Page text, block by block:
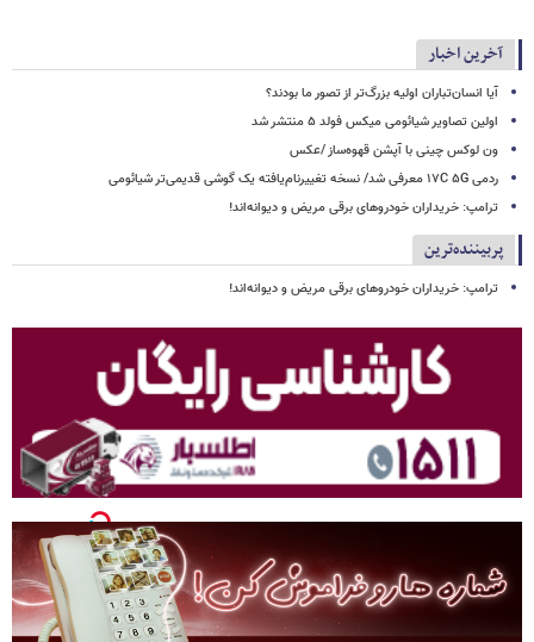
آخرین اخبار
آیا انسان‌تباران اولیه بزرگ‌تر از تصور ما بودند؟
اولین تصاویر شیائومی میکس فولد ۵ منتشر شد
ون لوکس چینی با آپشن قهوه‌ساز /عکس
ردمی ۱۷C ۵G معرفی شد/ نسخه تغییرنام‌یافته یک گوشی قدیمی‌تر شیائومی
ترامپ: خریداران خودروهای برقی مریض و دیوانه‌اند!
پربیننده‌ترین
ترامپ: خریداران خودروهای برقی مریض و دیوانه‌اند!